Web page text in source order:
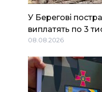
У Берегові
виплатять по 3
08.08.2026